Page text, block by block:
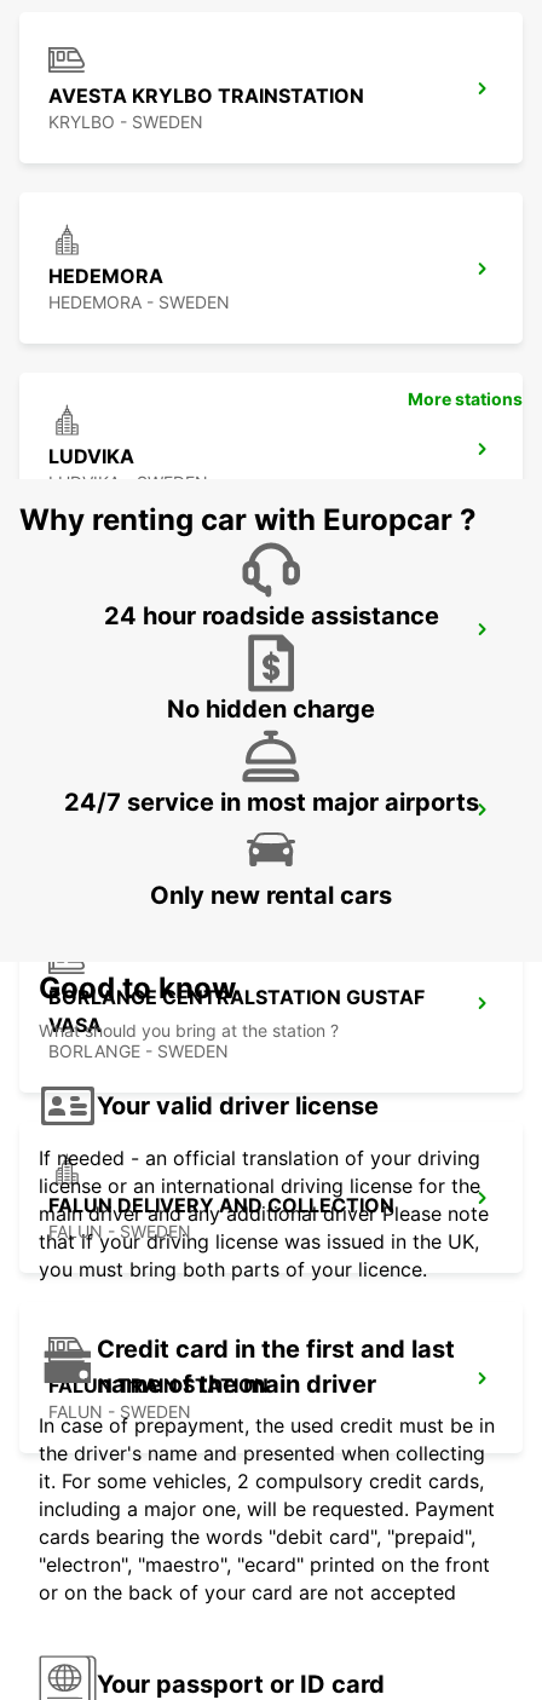
AVESTA KRYLBO TRAINSTATION
KRYLBO - SWEDEN
HEDEMORA
HEDEMORA - SWEDEN
LUDVIKA
LUDVIKA - SWEDEN
BORLANGE
BORLANGE CENTRALSTATION GUSTAF
VASA
BORLANGE - SWEDEN
FALUN DELIVERY AND COLLECTION
FALUN - SWEDEN
FALUN TRAIN STATION
FALUN - SWEDEN
More stations
Why renting car with Europcar ?
24 hour roadside assistance
No hidden charge
24/7 service in most major airports
Only new rental cars
Good to know
What should you bring at the station ?
Your valid driver license
If needed - an official translation of your driving
license or an international driving license for the
main driver and any additional driver Please note
that if your driving license was issued in the UK,
you must bring both parts of your licence.
Credit card in the first and last
name of the main driver
In case of prepayment, the used credit must be in
the driver's name and presented when collecting
it. For some vehicles, 2 compulsory credit cards,
including a major one, will be requested. Payment
cards bearing the words "debit card", "prepaid",
"electron", "maestro", "ecard" printed on the front
or on the back of your card are not accepted
Your passport or ID card